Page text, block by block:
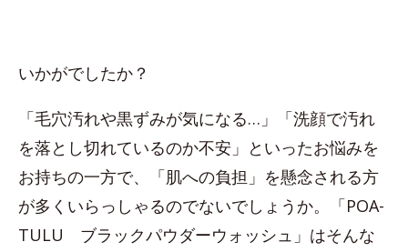
いかがでしたか？
「毛穴汚れや黒ずみが気になる…」「洗顔で汚れ
を落とし切れているのか不安」といったお悩みを
お持ちの一方で、「肌への負担」を懸念される方
が多くいらっしゃるのでないでしょうか。「POA-
TULU ブラックパウダーウォッシュ」はそんな